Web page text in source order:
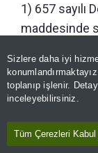
Sizlere daha iyi
toplanıp işlenir.
inceleyebilirsiniz.
Tüm Çerezleri
1) 657 sayılı
maddesinde
2) Tabloda
mezun
tabloda yer
haklara sahip